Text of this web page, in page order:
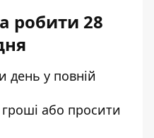
робити 28
день у повній
або просити